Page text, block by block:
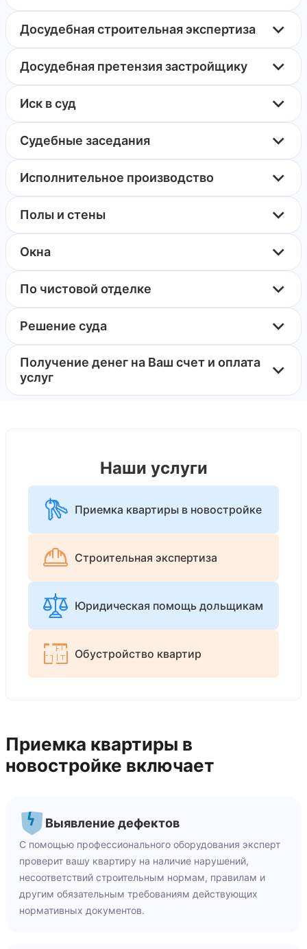
Досудебная строительная экспертиза
Досудебная претензия застройщику
Иск в суд
Судебные заседания
Исполнительное производство
Полы и стены
Окна
По чистовой отделке
Решение суда
Получение денег на Ваш счет и оплата
услуг
Наши услуги
Приемка квартиры в новостройке
Строительная экспертиза
Юридическая помощь дольщикам
Обустройство квартир
Приемка квартиры в
новостройке включает
Выявление дефектов
С помощью профессионального оборудования эксперт
проверит вашу квартиру на наличие нарушений,
несоответствий строительным нормам, правилам и
другим обязательным требованиям действующих
нормативных документов.